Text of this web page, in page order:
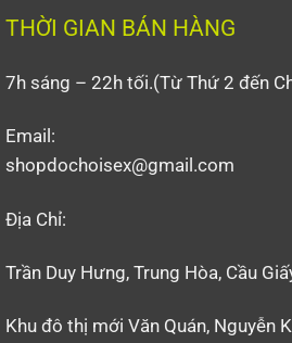
THỜI GIAN BÁN HÀNG
7h sáng – 22h tối.(Từ Thứ 2 đến
Email:
shopdochoisex@gmail.com
Địa Chỉ:
Trần Duy Hưng, Trung Hòa, Cầu
Khu đô thị mới Văn Quán, Nguyễn